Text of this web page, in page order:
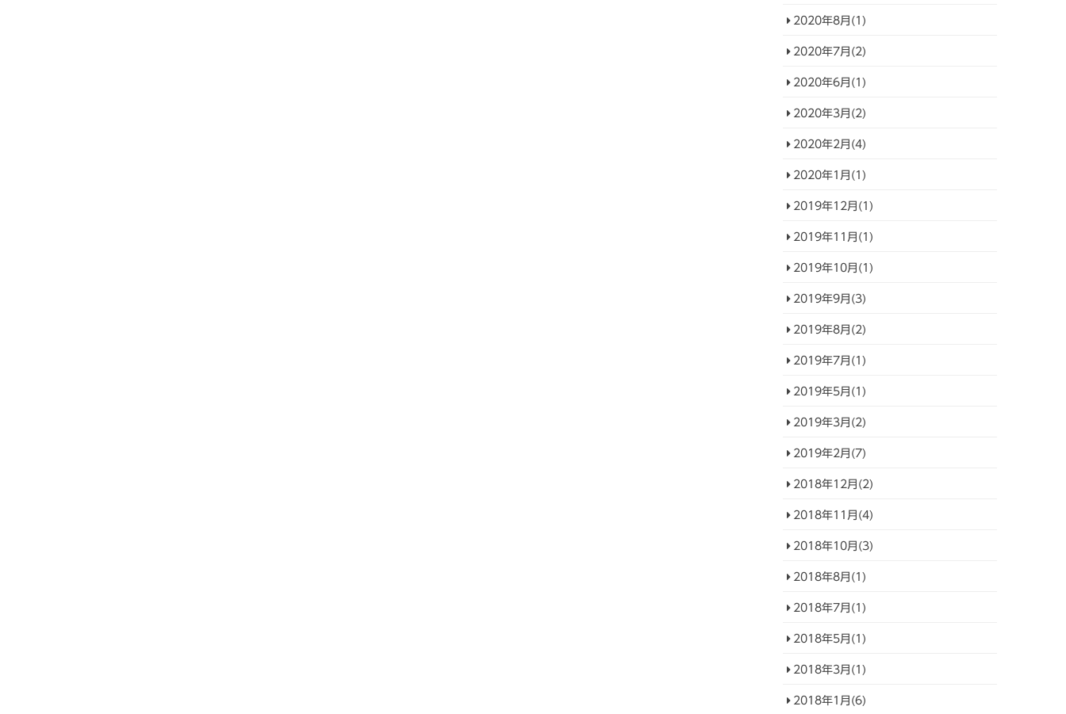
2020年8月(1)
2020年7月(2)
2020年6月(1)
2020年3月(2)
2020年2月(4)
2020年1月(1)
2019年12月(1)
2019年11月(1)
2019年10月(1)
2019年9月(3)
2019年8月(2)
2019年7月(1)
2019年5月(1)
2019年3月(2)
2019年2月(7)
2018年12月(2)
2018年11月(4)
2018年10月(3)
2018年8月(1)
2018年7月(1)
2018年5月(1)
2018年3月(1)
2018年1月(6)